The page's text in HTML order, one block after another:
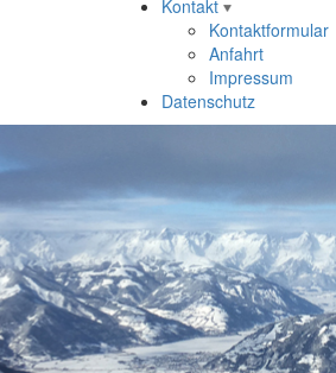
Kontakt
Kontaktformular
Anfahrt
Impressum
Datenschutz